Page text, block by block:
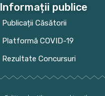
Informații publice
Publicații Căsătorii
Platformă COVID-19
Rezultate Concursuri